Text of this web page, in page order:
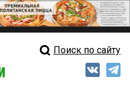
Свежий выпускПоиск по сайту